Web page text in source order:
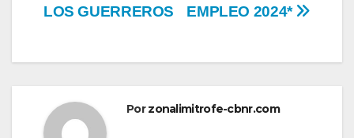
EMPLEO 2024*
LOS GUERREROS
Porzonalimitrofe-cbnr.com